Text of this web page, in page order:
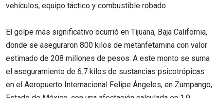
vehículos, equipo táctico y combustible robado.
El golpe más significativo ocurrió en Tijuana, Baja California,
donde se aseguraron 800 kilos de metanfetamina con valor
estimado de 208 millones de pesos. A este monto se suma
el aseguramiento de 6.7 kilos de sustancias psicotrópicas
en el Aeropuerto Internacional Felipe Ángeles, en Zumpango,